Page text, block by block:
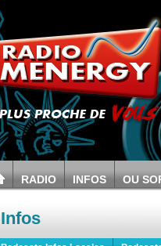
RADIO INFOS OU
Infos